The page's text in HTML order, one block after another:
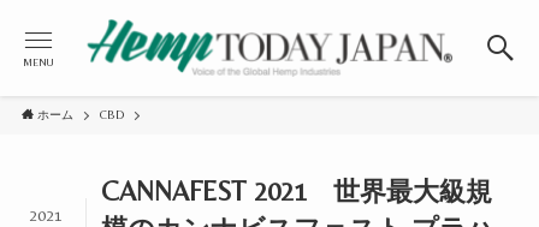
MENU
ホーム CBD
CANNAFEST 2021 世界最大級規
2021